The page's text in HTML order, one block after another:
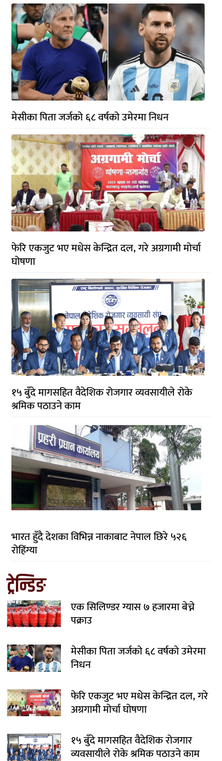
मेसीका पिता जर्जको ६८ वर्षको उमेरमा निधन
फेरि एकजुट भए मधेस केन्द्रित दल, गरे अग्रगामी मोर्चा
घोषणा
१५ बुँदे मागसहित वैदेशिक रोजगार व्यवसायीले रोके
श्रमिक पठाउने काम
भारत हुँदै देशका विभिन्न नाकाबाट नेपाल छिरे ५२६
रोहिंग्या
ट्रेन्डिङ
एक सिलिण्डर ग्यास ७ हजारमा बेच्ने
पक्राउ
मेसीका पिता जर्जको ६८ वर्षको उमेरमा
निधन
फेरि एकजुट भए मधेस केन्द्रित दल, गरे
अग्रगामी मोर्चा घोषणा
१५ बुँदे मागसहित वैदेशिक रोजगार
व्यवसायीले रोके श्रमिक पठाउने काम